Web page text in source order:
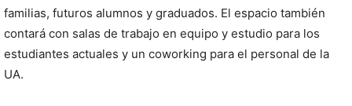
familias, futuros alumnos y graduados. El espacio también
contará con salas de trabajo en equipo y estudio para los
estudiantes actuales y un coworking para el personal de la
UA.